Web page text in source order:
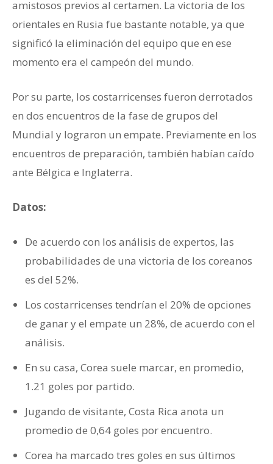
amistosos previos al certamen. La victoria de los
orientales en Rusia fue bastante notable, ya que
significó la eliminación del equipo que en ese
momento era el campeón del mundo.
Por su parte, los costarricenses fueron derrotados
en dos encuentros de la fase de grupos del
Mundial y lograron un empate. Previamente en los
encuentros de preparación, también habían caído
ante Bélgica e Inglaterra.
Datos:
De acuerdo con los análisis de expertos, las
probabilidades de una victoria de los coreanos
es del 52%.
Los costarricenses tendrían el 20% de opciones
de ganar y el empate un 28%, de acuerdo con el
análisis.
En su casa, Corea suele marcar, en promedio,
1.21 goles por partido.
Jugando de visitante, Costa Rica anota un
promedio de 0,64 goles por encuentro.
Corea ha marcado tres goles en sus últimos